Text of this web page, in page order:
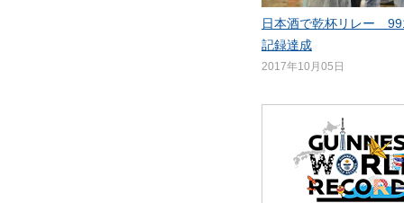
日本酒で乾杯リレー
記録達成
2017年10月05日